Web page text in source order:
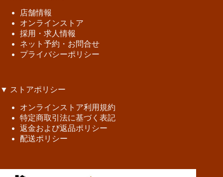
店舗情報
オンラインストア
採用・求人情報
ネット予約・お問合せ
プライバシーポリシー
▼ ストアポリシー
オンラインストア利用規約
特定商取引法に基づく表記
返金および返品ポリシー
配送ポリシー